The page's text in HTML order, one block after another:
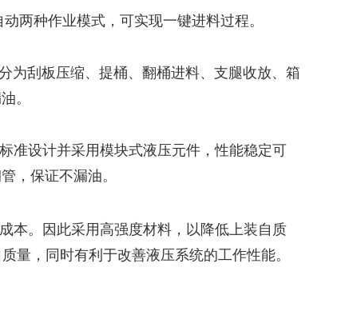
两种作业模式，可实现一键进料过程。
为刮板压缩、提桶、翻桶进料、支腿收放、箱
。
准设计并采用模块式液压元件，性能稳定可
，保证不漏油。
本。因此采用高强度材料，以降低上装自质
，同时有利于改善液压系统的工作性能。